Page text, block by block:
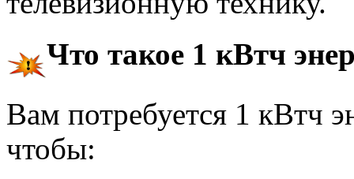
Что такое 1 кВтч
Вам потребуется 1 кВтч
чтобы: